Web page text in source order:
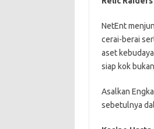
NetEnt
cerai-berai
aset
siap kok
Asalkan
sebetulnya